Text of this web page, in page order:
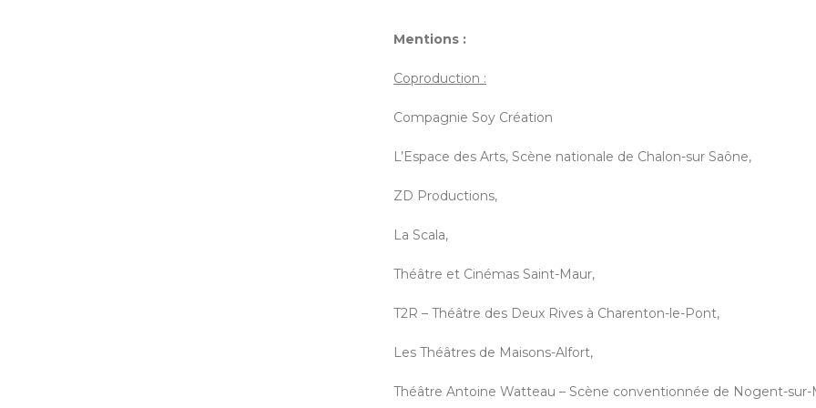
Mentions :
Coproduction :
Compagnie Soy Création
L’Espace des Arts, Scène nationale de Chalon-sur Saône,
ZD Productions,
La Scala,
Théâtre et Cinémas Saint-Maur,
T2R – Théâtre des Deux Rives à Charenton-le-Pont,
Les Théâtres de Maisons-Alfort,
Théâtre Antoine Watteau – Scène conventionnée de Nogent-sur-